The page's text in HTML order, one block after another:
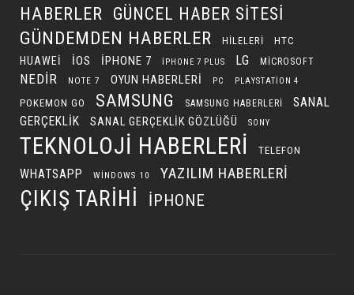
HABERLER
GÜNCEL HABER SITESI
GÜNDEMDEN HABERLER HILELERI HTC
HUAWEI IOS IPHONE 7 IPHONE 7 PLUS LG MICROSOFT
NEDIR NOTE 7 OYUN HABERLERI PC PLAYSTATION 4
POKEMON GO SAMSUNG SAMSUNG HABERLERI
SANAL
GERÇEKLIK
SANAL GERÇEKLIK GÖZLÜĞÜ SONY
TEKNOLOJI HABERLERI TELEFON
WHATSAPP WINDOWS 10 YAZILIM HABERLERI
ÇIKIŞ TARIHI İPHONE